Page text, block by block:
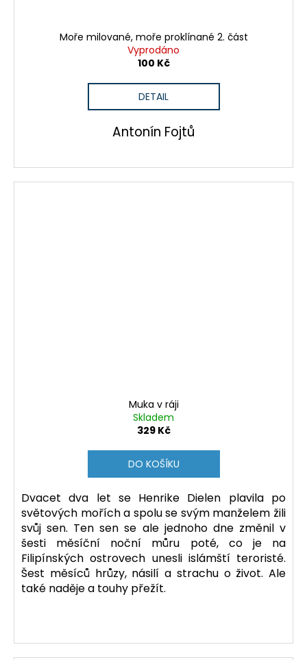
Moře milované, moře proklínané 2. část
Vyprodáno
100 Kč
DETAIL
Antonín Fojtů
Muka v ráji
Skladem
329 Kč
DO KOŠÍKU
Dvacet dva let se Henrike Dielen plavila po
světových mořích a spolu se svým manželem žili
svůj sen. Ten sen se ale jednoho dne změnil v
šesti měsíční noční můru poté, co je na
Filipínských ostrovech unesli islámští teroristé.
Šest měsíců hrůzy, násilí a strachu o život. Ale
také naděje a touhy přežít.